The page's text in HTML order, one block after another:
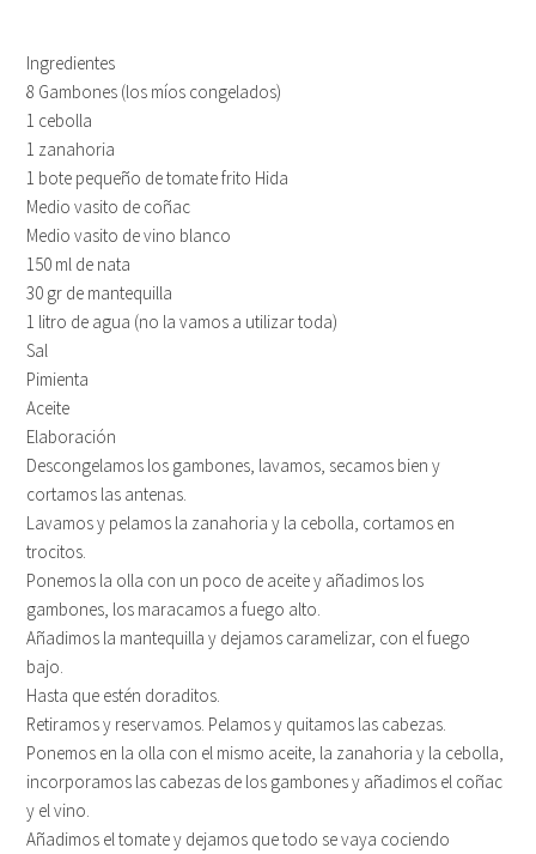
Ingredientes
8 Gambones (los míos congelados)
1 cebolla
1 zanahoria
1 bote pequeño de tomate frito Hida
Medio vasito de coñac
Medio vasito de vino blanco
150 ml de nata
30 gr de mantequilla
1 litro de agua (no la vamos a utilizar toda)
Sal
Pimienta
Aceite
Elaboración
Descongelamos los gambones, lavamos, secamos bien y
cortamos las antenas.
Lavamos y pelamos la zanahoria y la cebolla, cortamos en
trocitos.
Ponemos la olla con un poco de aceite y añadimos los
gambones, los maracamos a fuego alto.
Añadimos la mantequilla y dejamos caramelizar, con el fuego
bajo.
Hasta que estén doraditos.
Retiramos y reservamos. Pelamos y quitamos las cabezas.
Ponemos en la olla con el mismo aceite, la zanahoria y la cebolla,
incorporamos las cabezas de los gambones y añadimos el coñac
y el vino.
Añadimos el tomate y dejamos que todo se vaya cociendo